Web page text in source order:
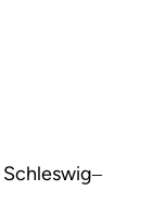
Schleswig‒